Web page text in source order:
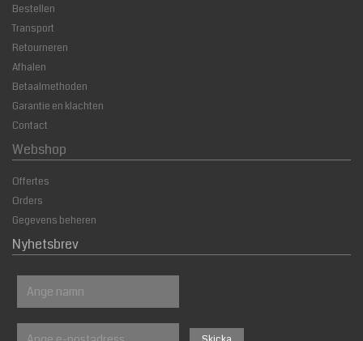
Bestellen
Transport
Retourneren
Afhalen
Betaalmethoden
Garantie en klachten
Contact
Webshop
Offertes
Orders
Gegevens beheren
Nyhetsbrev